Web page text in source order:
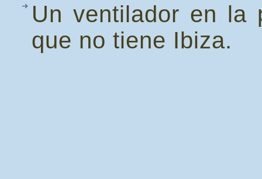
Un ventilador en la
que no tiene Ibiza.